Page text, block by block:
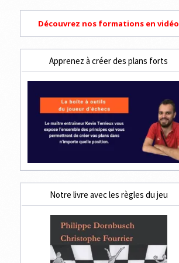
Découvrez nos formations en vidéo
Apprenez à créer des plans forts
Notre livre avec les règles du jeu